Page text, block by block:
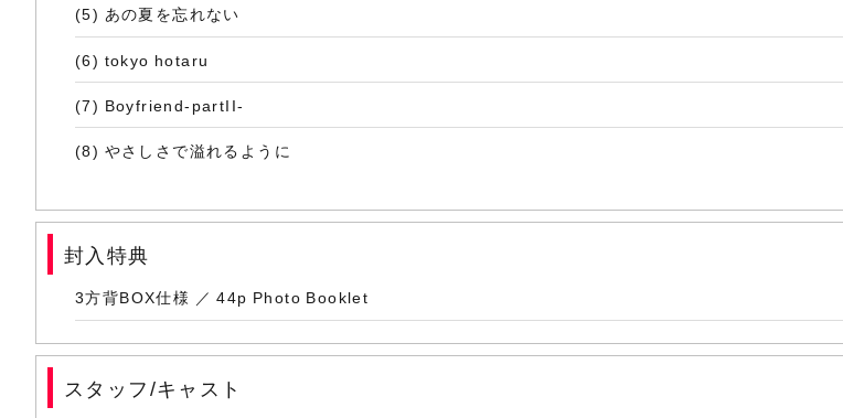
(5) あの夏を忘れない
(6) tokyo hotaru
(7) Boyfriend-partII-
(8) やさしさで溢れるように
(10) and I love you
(11) 不良倶楽部
(13) おんがく〓MUSIC
封入特典
3方背BOX仕様 ／ 44p Photo Booklet
スタッフ/キャスト